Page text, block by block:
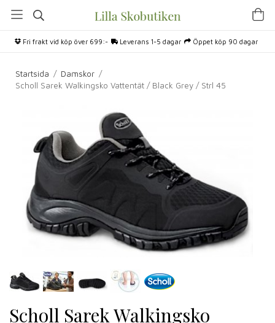
Fri frakt vid köp över 699:- Leverans 1-5 dagar Öppet köp 90 dagar
Startsida / Damskor /
Scholl Sarek Walkingsko Vattentät / Black Grey / Strl 45
Scholl Sarek Walkingsko